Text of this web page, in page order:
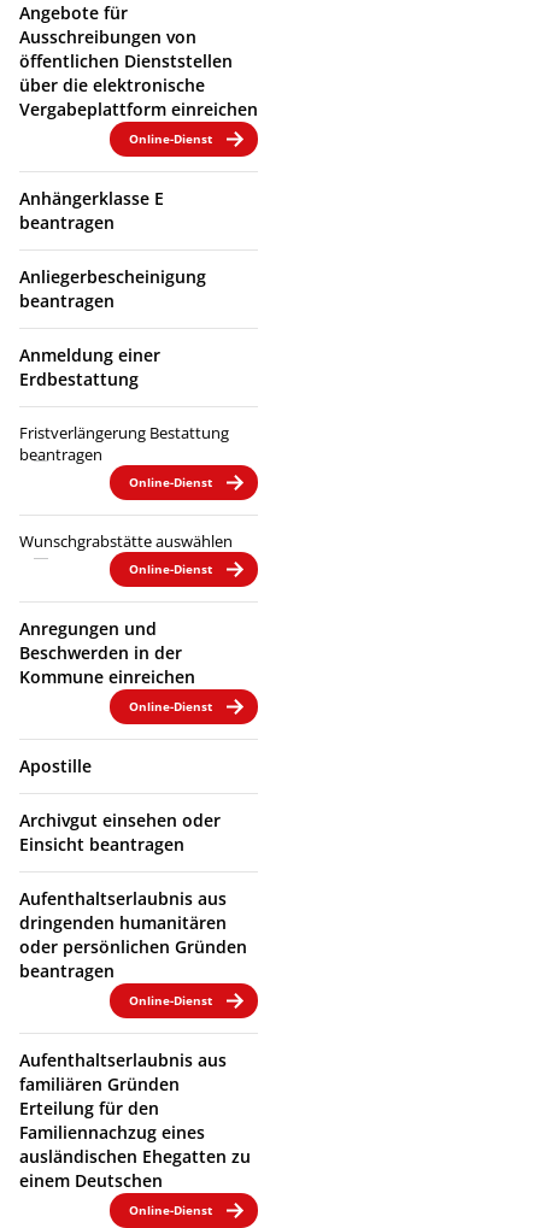
Angebote für
Ausschreibungen von
öffentlichen Dienststellen
über die elektronische
Vergabeplattform einreichen
Online-Dienst
Anhängerklasse E
beantragen
Anliegerbescheinigung
beantragen
Anmeldung einer
Erdbestattung
Fristverlängerung Bestattung
beantragen
Online-Dienst
Wunschgrabstätte auswählen
Online-Dienst
Anregungen und
Beschwerden in der
Kommune einreichen
Online-Dienst
Apostille
Archivgut einsehen oder
Einsicht beantragen
Aufenthaltserlaubnis aus
dringenden humanitären
oder persönlichen Gründen
beantragen
Online-Dienst
Aufenthaltserlaubnis aus
familiären Gründen
Erteilung für den
Familiennachzug eines
ausländischen Ehegatten zu
einem Deutschen
Online-Dienst